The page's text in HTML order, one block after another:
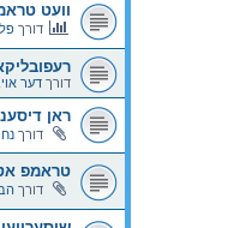
וועט
דורך
דורך דער
ראן
דורך
טראמפ
דורך